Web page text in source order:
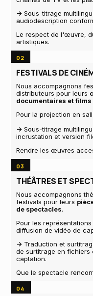
->Sous-titrage
audiodescription
Le respect de l'œuvre,
artistiques.
02
FESTIVALS DE
Nous accompagnons
distributeurs pour leurs
documentaires et
Pour la projection en
->Sous-titrage
incrustation et version
Rendre les œuvres
03
THÉÂTRES ET
Nous accompagnons
festivals pour leurs
de spectacles.
Pour les
diffusion de vidéo de
->Traduction et
de surtitrage en fichiers
captation.
Que le spectacle
04